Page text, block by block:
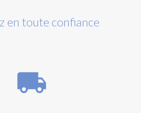
en toute confiance
local_shipping